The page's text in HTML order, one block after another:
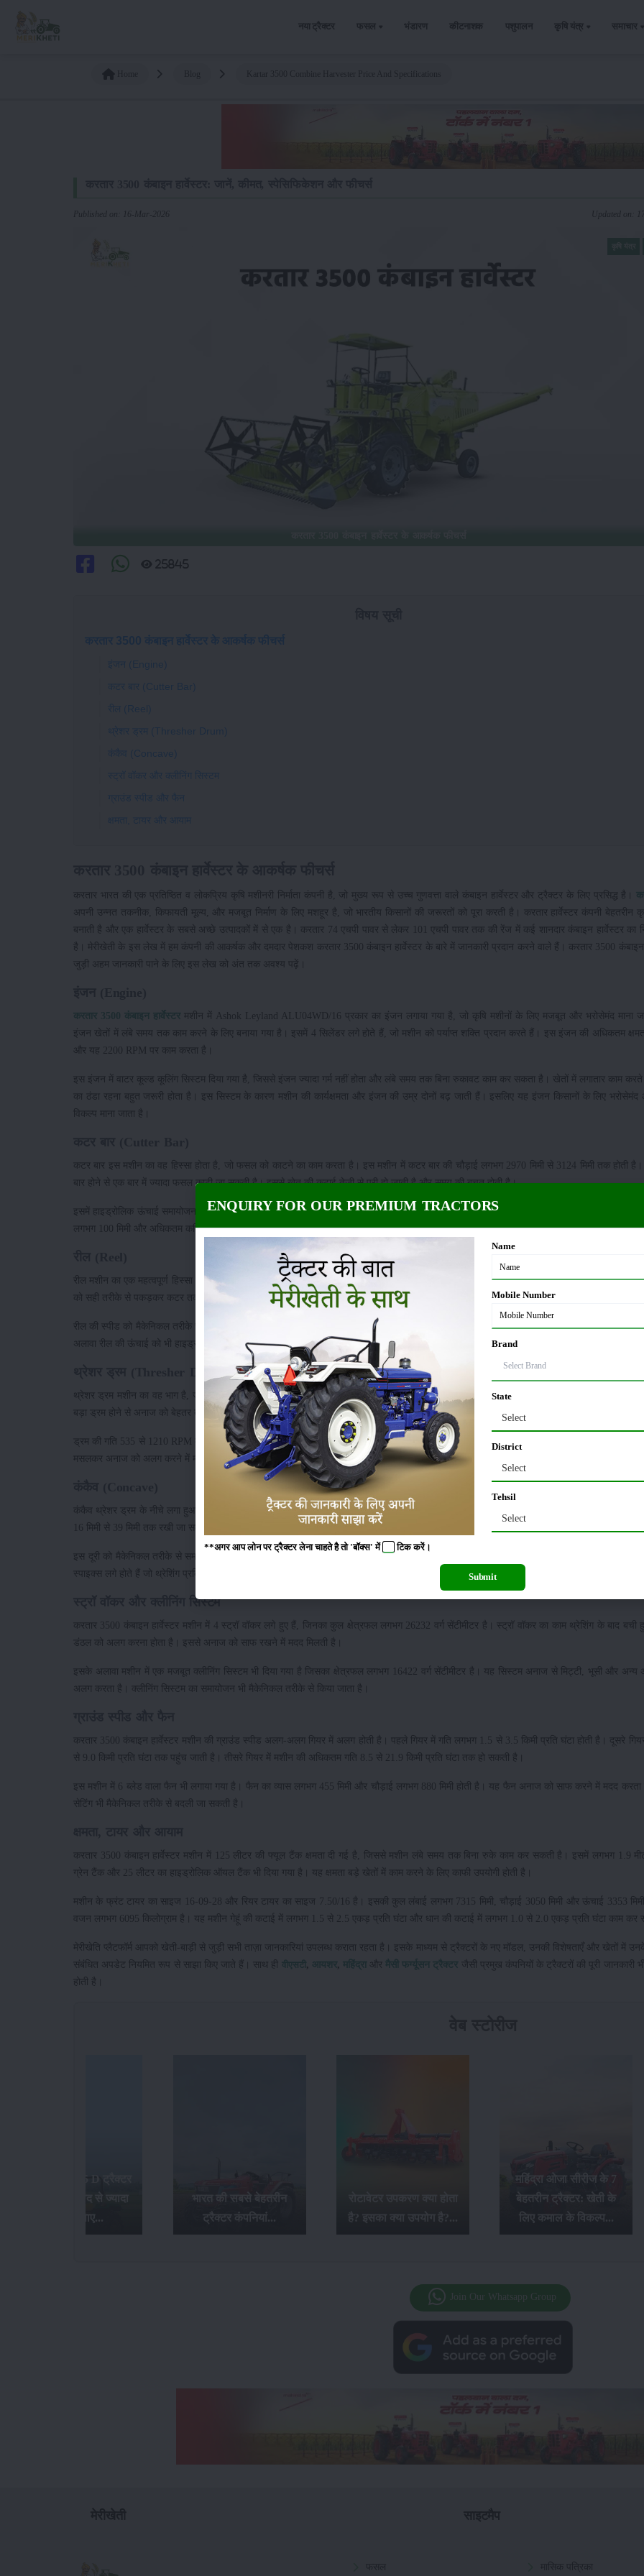
नया ट्रैक्टर फसल भंडारण कीटनाशक पशुपालन कृषि यंत्र समाचार
Published on: 16-Mar-2026 Updated on:
25845
करतार 3500 कंबाइन हार्वेस्टर के आकर्षक फीचर्स
इंजन (Engine)
कटर बार (Cutter Bar)
रील (Reel)
थ्रेशर ड्रम (Thresher Drum)
कंकैव (Concave)
स्ट्रॉ वॉकर और क्लीनिंग सिस्टम
ग्राउंड स्पीड और फैन
क्षमता, टायर और आयाम
करतार भारत की एक प्रतिष्ठित व लोकप्रिय कृषि मशीनरी निर्माता कंपनी है, जो मुख्य रूप से उच्च गुणवत्ता वाले कंबाइन हार्वेस्टर और ट्रैक्टर के लिए प्रसिद्ध है।
अपनी उन्नत तकनीक, किफायती मूल्य, और मजबूत निर्माण के लिए मशहूर है, जो भारतीय किसानों की जरूरतों को पूरा करती है। करतार हार्वेस्टर कंपनी बेहतरीन
बनाती है और एक हार्वेस्टर के सबसे अच्छे उत्पादकों में से एक है। करतार 74 एचपी पावर से लेकर 101 एचपी पावर तक की रेंज में कई शानदार कंबाइन हार्वेस्टर का
है। मेरीखेती के इस लेख में हम कंपनी की आकर्षक और दमदार पेशकश करतार 3500 कंबाइन हार्वेस्टर के बारे में जानकारी प्रदान करने वाले हैं। करतार 3500 कंबाइन
जुड़ी अहम जानकारी पाने के लिए इस लेख को अंत तक अवश्य पढ़ें।
करतार 3500 कंबाइन हार्वेस्टर मशीन में Ashok Leyland ALU04WD/16 प्रकार का इंजन लगाया गया है, जो कृषि मशीनों के लिए मजबूत और भरोसेमंद माना
इंजन खेतों में लंबे समय तक काम करने के लिए बनाया गया है। इसमें 4 सिलेंडर लगे होते हैं, जो मशीन को पर्याप्त शक्ति प्रदान करते हैं। इस इंजन की अधिकतम
और यह 2200 RPM पर काम करता है।
इस इंजन में वाटर कूल्ड कूलिंग सिस्टम दिया गया है, जिससे इंजन ज्यादा गर्म नहीं होता और लंबे समय तक बिना रुकावट काम कर सकता है। खेतों में लगातार काम
का ठंडा रहना बहुत जरूरी होता है। इस सिस्टम के कारण मशीन की कार्यक्षमता और इंजन की उम्र दोनों बढ़ जाती हैं। इसलिए यह इंजन किसानों के लिए भरोसेमंद
विकल्प माना जाता है।
कटर बार इस मशीन का वह हिस्सा होता है, जो फसल को काटने का काम करता है। इस मशीन में कटर बार की चौड़ाई लगभग 2970 मिमी से 3124 मिमी तक होती
बार होने से एक बार में ज्यादा फसल काटी जा सकती है। इससे खेत की कटाई तेजी से पूरी हो जाती है और समय की बचत होती है।
इसमें हाइड्रोलिक ऊंचाई समायोजन की सुविधा भी दी गई है। इसका मतलब है कि किसान जरूरत के अनुसार कटर की ऊंचाई बदल सकता है। इस मशीन में न्यूनतम
लगभग 100 मिमी और अधिकतम कटिंग ऊंचाई लगभग 500 मिमी तक रखी जा सकती है। इससे अलग-अलग प्रकार की फसलों की कटाई आसानी से की जा सकती है।
रील मशीन का एक महत्वपूर्ण हिस्सा है, जो कटाई के दौरान फसल को कटर बार की ओर लाने में मदद करता है। इस मशीन में पिक-अप प्रकार की रील लगाई गई है।
को सही तरीके से पकड़कर कटर तक पहुंचाती है, जिससे कटाई साफ और तेज होती है।
रील की स्पीड को मैकेनिकल तरीके से समायोजित किया जा सकता है। इसका मतलब है कि किसान फसल की स्थिति के अनुसार इसकी गति को कम या ज्यादा कर
अलावा रील की ऊंचाई को भी हाइड्रोलिक सिस्टम के माध्यम से समायोजित किया जा सकता है, जिससे काम करना और आसान हो जाता है।
थ्रेशर ड्रम मशीन का वह भाग है, जो कटे हुए पौधों से अनाज अलग करने का काम करता है। इस मशीन में ड्रम का व्यास लगभग 600 मिमी और लंबाई लगभग 890
बड़ा ड्रम होने से अनाज को बेहतर तरीके से अलग किया जा सकता है और नुकसान कम होता है।
ड्रम की गति 535 से 1210 RPM के बीच होती है। इसे फसल के प्रकार के अनुसार बदला जा सकता है। इसमें 8 रैस्प बार और 88 स्पाइक्स लगे होते हैं जो फसल को
मसलकर अनाज को अलग करने में मदद करते हैं। ड्रम का समायोजन भी मैकेनिकल तरीके से किया जा सकता है।
कंकैव थ्रेशर ड्रम के नीचे लगा हुआ हिस्सा होता है। यह ड्रम के साथ मिलकर फसल से अनाज को अलग करने का काम करता है। इस मशीन में कंकैव और थ्रेशर के
16 मिमी से 39 मिमी तक रखी जा सकती है।
इस दूरी को मैकेनिकल तरीके से समायोजित किया जाता है। अलग-अलग फसलों के लिए अलग दूरी रखना जरूरी होता है ताकि अनाज को नुकसान न हो। इस कंकैव में
स्पाइक्स लगे होते हैं जो थ्रेशिंग प्रक्रिया को बेहतर बनाते हैं और साफ अनाज प्राप्त करने में मदद करते हैं।
स्ट्रॉ वॉकर और क्लीनिंग सिस्टम
करतार 3500 कंबाइन हार्वेस्टर मशीन में 4 स्ट्रॉ वॉकर लगे हुए हैं, जिनका कुल क्षेत्रफल लगभग 26232 वर्ग सेंटीमीटर है। स्ट्रॉ वॉकर का काम थ्रेशिंग के बाद बची
डंठल को अलग करना होता है। इससे अनाज को साफ रखने में मदद मिलती है।
इसके अलावा मशीन में एक मजबूत क्लीनिंग सिस्टम भी दिया गया है जिसका क्षेत्रफल लगभग 16422 वर्ग सेंटीमीटर है। यह सिस्टम अनाज से मिट्टी, भूसी और अन्य
अलग करता है। क्लीनिंग सिस्टम का समायोजन भी मैकेनिकल तरीके से किया जाता है।
करतार 3500 कंबाइन हार्वेस्टर मशीन की ग्राउंड स्पीड अलग-अलग गियर में अलग होती है। पहले गियर में गति लगभग 1.5 से 3.5 किमी प्रति घंटा होती है। दूसरे
से 9.0 किमी प्रति घंटा तक पहुंच जाती है। तीसरे गियर में मशीन की अधिकतम गति 8.5 से 21.9 किमी प्रति घंटा तक हो सकती है।
इस मशीन में 6 ब्लेड वाला फैन भी लगाया गया है। फैन का व्यास लगभग 455 मिमी और चौड़ाई लगभग 880 मिमी होती है। यह फैन अनाज को साफ करने में मदद करता
सेटिंग भी मैकेनिकल तरीके से बदली जा सकती है।
करतार 3500 कंबाइन हार्वेस्टर मशीन में 125 लीटर की फ्यूल टैंक क्षमता दी गई है, जिससे मशीन लंबे समय तक बिना रुके काम कर सकती है। इसमें लगभग 1.9
ग्रेन टैंक और 25 लीटर का हाइड्रोलिक ऑयल टैंक भी दिया गया है। यह क्षमता बड़े खेतों में काम करने के लिए काफी उपयोगी होती है।
मशीन के फ्रंट टायर का साइज 16-09-28 और रियर टायर का साइज 7.50/16 है। इसकी कुल लंबाई लगभग 7315 मिमी, चौड़ाई 3050 मिमी और ऊंचाई 3353
वजन लगभग 6095 किलोग्राम है। यह मशीन गेहूं की कटाई में लगभग 1.5 से 2.5 एकड़ प्रति घंटा और धान की कटाई में लगभग 1.0 से 2.0 एकड़ प्रति घंटा काम कर
मेरीखेति प्लैटफॉर्म आपको खेती-बाड़ी से जुड़ी सभी ताज़ा जानकारियां उपलब्ध कराता रहता है। इसके माध्यम से ट्रैक्टरों के नए मॉडल, उनकी विशेषताएँ और खेतों में
संबंधित अपडेट नियमित रूप से साझा किए जाते हैं। साथ ही वीएसटी आयशर, महिंद्राऔरमैसी फर्ग्यूसन ट्रैक्टर जैसी प्रमुख कंपनियों के ट्रैक्टरों की पूरी जानकारी भी
होती है।
माइलेज़ पाए...
भारत की सबसे बेहतरीन
ट्रैक्टर कंपनियां...
महिंद्रा ओजा सीरीज के 7
बेहतरीन ट्रैक्टर: खेती के
लिए कमाल के विकल्प...
Join Our Whatsapp Group
ENQUIRY FOR OUR PREMIUM TRACTORS
Name
Mobile Number
Brand
State
Select
District
Select
Tehsil
Select
**अगर आप लोन पर ट्रैक्टर लेना चाहते है तो 'बॉक्स' में टिककरें।
Submit